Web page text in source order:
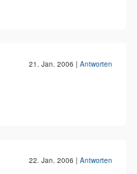
21. Jan. 2006 | Antworten
22. Jan. 2006 | Antworten